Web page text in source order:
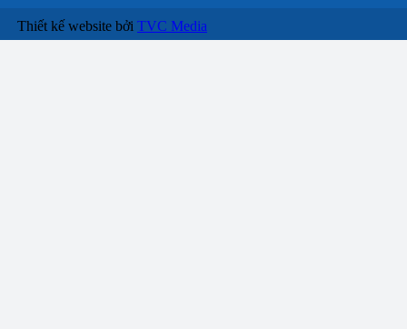
Thiết kế website bởi TVC Media